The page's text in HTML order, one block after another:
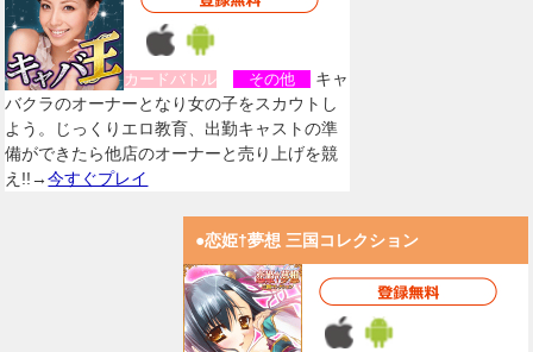
カードバトル その他
キャ
バクラのオーナーとなり女の子をスカウトし
よう。じっくりエロ教育、出勤キャストの準
備ができたら他店のオーナーと売り上げを競
え!!→今すぐプレイ
●恋姫†夢想 三国コレクション